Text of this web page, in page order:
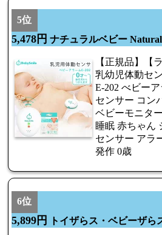
5位
5,478円 ナチュラルベビー
【正規品】【
乳幼児体動セ
E-202 べビー
センサー コン
ベビーモニタ
睡眠 赤ちゃん
センサー アラ
発作 0歳
6位
5,899円 トイザらス・ベビーザら